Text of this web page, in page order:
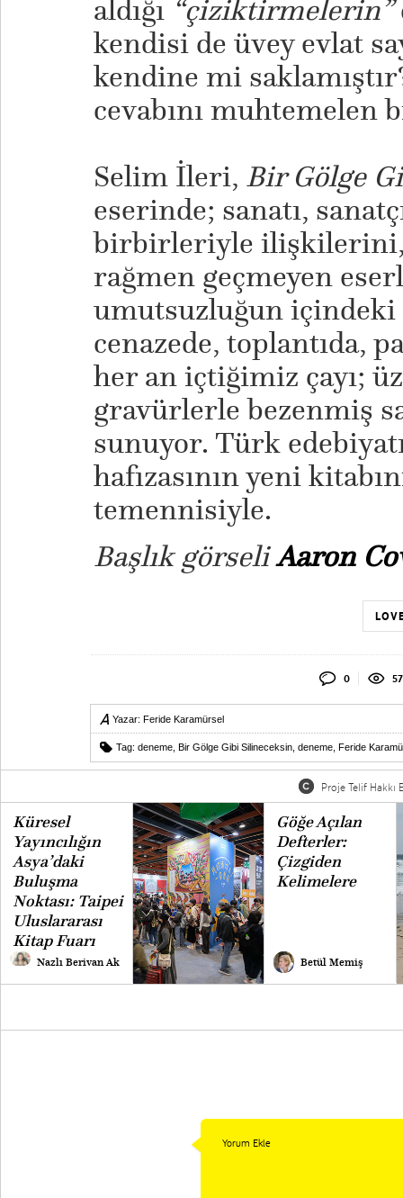
aldığı “çiziktirmelerin”
kendisi de üvey evlat
kendine mi
cevabını muhtemelen
​Selim İleri, Bir Gölge
eserinde; sanatı,
birbirleriyle ilişkilerini,
rağmen geçmeyen
umutsuzluğun içindeki
cenazede, toplantıda,
her an içtiğimiz çayı;
gravürlerle bezenmiş
sunuyor. Türk
hafızasının yeni
temennisiyle.
Başlık görseliAaron
0
Yazar: Feride Karamürsel
Tag: deneme Bir Gölge Gibi Silineceksin deneme Feride
Proje Telif Hakkı
Küresel
Yayıncılığın
Asya’daki
Buluşma
Noktası: Taipei
Uluslararası
Kitap Fuarı
Nazlı Berivan Ak
Göğe Açılan
Defterler:
Çizgiden
Kelimelere
Betül Memiş